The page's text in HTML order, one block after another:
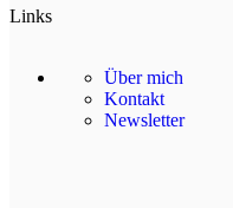
Links
Über mich
Kontakt
Newsletter